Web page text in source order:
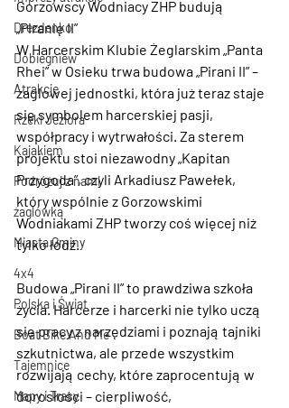
Drezdenko
Dobiegniew
Atrakcje
Rzeki Jeziora
Kajakiem
Podróżuj z nami
żaglówką
Miasta Gminy
4x4
Polska i Świat
Boat Bike And Me
Tajemnice
Mapy i Trasy
Gorzowscy Wodniacy ZHP budują
„Piranię II”
W Harcerskim Klubie Żeglarskim „Panta
Rhei” w Osieku trwa budowa „Pirani II” –
żaglowej jednostki, która już teraz staje
się symbolem harcerskiej pasji,
współpracy i wytrwałości. Za sterem
projektu stoi niezawodny „Kapitan
Przygoda”, czyli Arkadiusz Pawełek,
który wspólnie z Gorzowskimi
Wodniakami ZHP tworzy coś więcej niż
tylko łódź.
Budowa „Pirani II” to prawdziwa szkoła
życia. Harcerze i harcerki nie tylko uczą
się pracy z narzędziami i poznają tajniki
szkutnictwa, ale przede wszystkim
rozwijają cechy, które zaprocentują w
dorosłości – cierpliwość,